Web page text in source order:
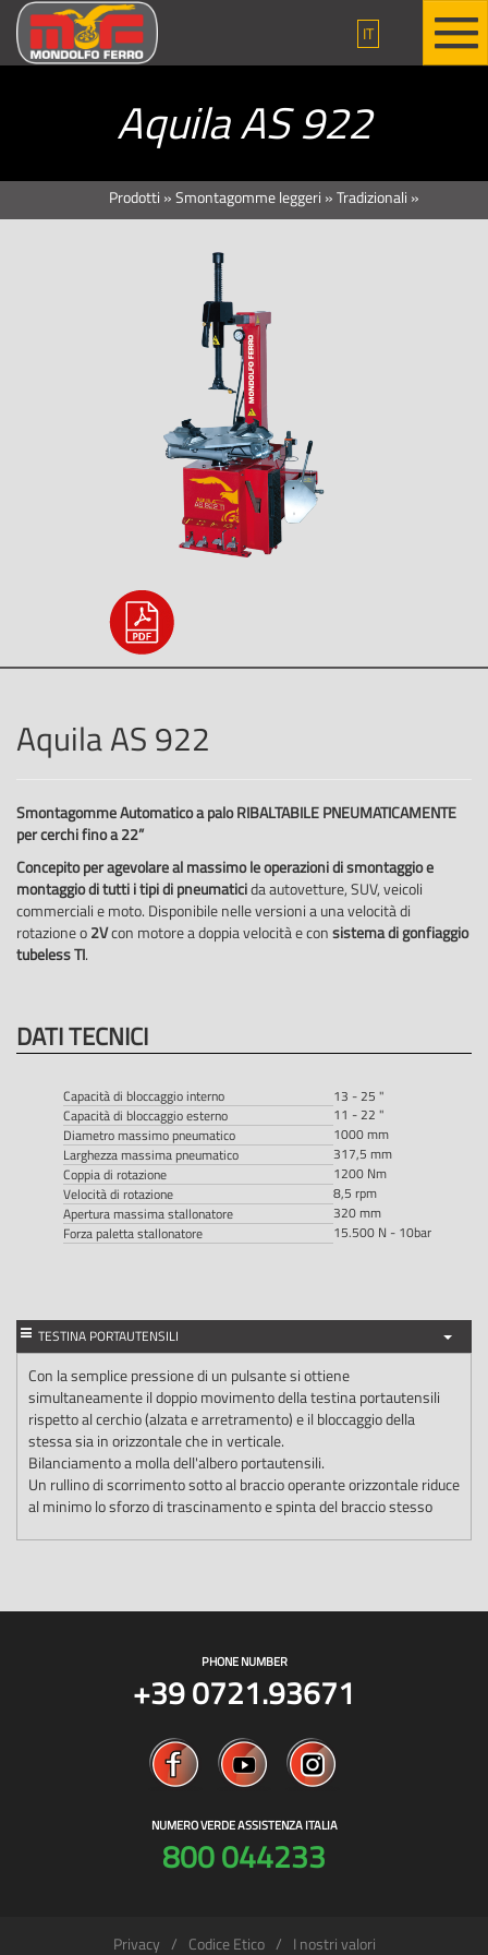
IT
Aquila AS 922
Prodotti »Smontagomme leggeri »Tradizionali »
Aquila AS 922
Smontagomme Automatico a palo RIBALTABILE PNEUMATICAMENTE
per cerchi fino a 22”
Concepito per agevolare al massimo le operazioni di smontaggio e
montaggio di tutti i tipi di pneumaticida autovetture, SUV, veicoli
commerciali e moto. Disponibile nelle versioni a una velocità di
rotazione o2Vcon motore a doppia velocità e consistema di gonfiaggio
tubeless TI.
DATI TECNICI
Capacità di bloccaggio interno
13 - 25 "
Capacità di bloccaggio esterno
11 - 22 "
Diametro massimo pneumatico
1000 mm
Larghezza massima pneumatico
317,5 mm
Coppia di rotazione
1200 Nm
Velocità di rotazione
8,5 rpm
Apertura massima stallonatore
320 mm
Forza paletta stallonatore
15.500 N - 10bar
TESTINA PORTAUTENSILI
Con la semplice pressione di un pulsante si ottiene
simultaneamente il doppio movimento della testina portautensili
rispetto al cerchio (alzata e arretramento) e il bloccaggio della
stessa sia in orizzontale che in verticale.
Bilanciamento a molla dell'albero portautensili.
Un rullino di scorrimento sotto al braccio operante orizzontale riduce
al minimo lo sforzo di trascinamento e spinta del braccio stesso
PHONE NUMBER
+39 0721.93671
NUMERO VERDE ASSISTENZA ITALIA
800 044233
Privacy Codice Etico I nostri valori